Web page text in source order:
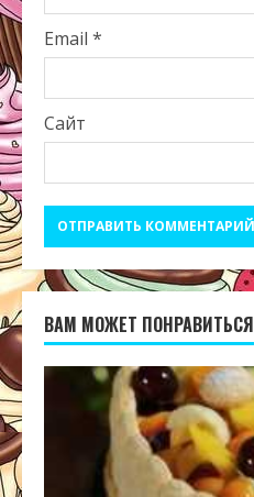
Email *
Сайт
ВАМ МОЖЕТ ПОНРАВИТЬСЯ